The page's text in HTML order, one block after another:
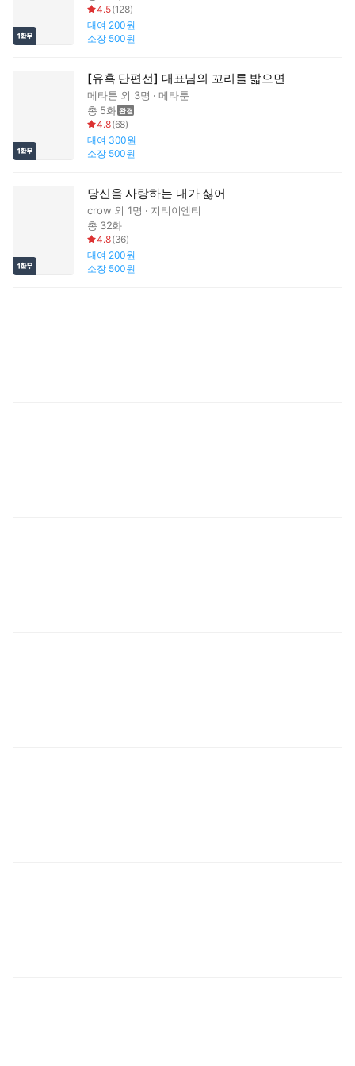
4.5(128)
대여 200원
소장 500원
[유혹 단편선] 대표님의 꼬리를 밟으면
메타툰 외 3명
메타툰
총 5화
4.8(68)
대여 300원
소장 500원
당신을 사랑하는 내가 싫어
crow 외 1명
지티이엔티
총 32화
4.8(36)
대여 200원
소장 500원